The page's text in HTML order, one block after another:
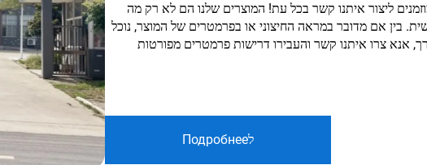
ליצור איתנו קשר בכל עת! המוצרים שלנו הם לא רק מה
בין אם מדובר במראה החיצוני או בפרמטרים של המוצר, נוכל
אנא צרו איתנו קשר והעבירו דרישות פרמטרים מפורטות
לПодробнее